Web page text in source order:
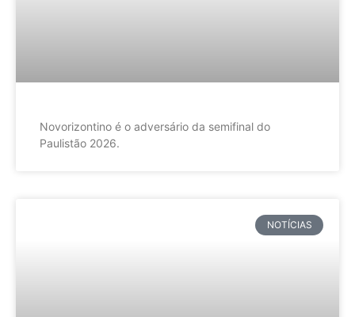
Novorizontino é o adversário da semifinal do
Paulistão 2026.
NOTÍCIAS